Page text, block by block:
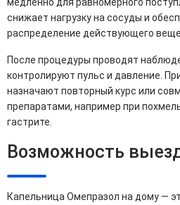
снижает нагрузку на сосуды и
распределение действующего
После процедуры проводят
контролируют пульс и давление.
назначают повторный курс или
препаратами, например при
гастрите.
Возможность
Капельница Омепразол на дому —